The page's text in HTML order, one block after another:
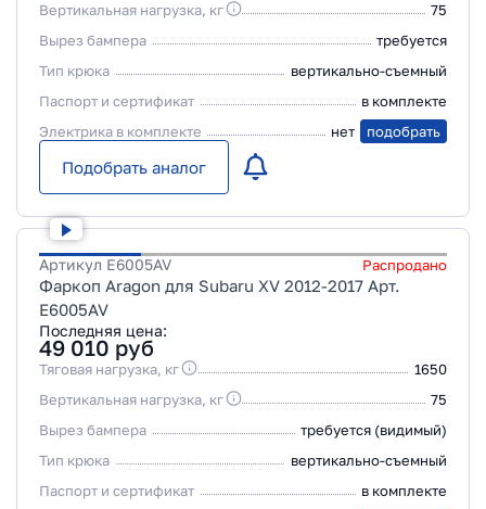
Вертикальная нагрузка, кг
75
Вырез бампера
требуется
Тип крюка
вертикально-съемный
Паспорт и сертификат
в комплекте
Электрика в комплекте
нет подобрать
Подобрать аналог
Артикул E6005AV Распродано
Фаркоп Aragon для Subaru XV 2012-2017 Арт.
E6005AV
Последняя цена:
49 010 руб
Тяговая нагрузка, кг
1650
Вертикальная нагрузка, кг
75
Вырез бампера
требуется (видимый)
Тип крюка
вертикально-съемный
Паспорт и сертификат
в комплекте